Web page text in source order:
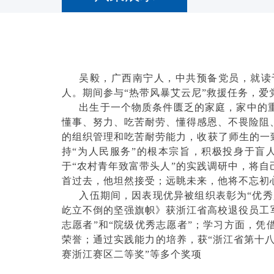
吴毅，广西南宁人，中共预备党员，就
人。期间参与“热带风暴艾云尼”救援任务，
出生于一个物质条件匮乏的家庭，家中
懂事、努力、吃苦耐劳、懂得感恩、不畏险
的组织管理和吃苦耐劳能力，收获了师生的
持“为人民服务”的根本宗旨，积极投身于盲
于“农村青年致富带头人”的实践调研中，将
首过去，他坦然接受；远眺未来，他将不忘初
入伍期间，因表现优异被组织表彰为“优
屹立不倒的坚强旗帜》获浙江省高校退役员
志愿者”和“院级优秀志愿者”；学习方面，凭
荣誉；通过实践能力的培养，获“浙江省第十
赛浙江赛区二等奖”等多个奖项